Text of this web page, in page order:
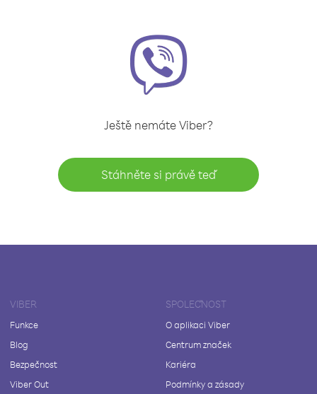
Ještě nemáte Viber?
Stáhněte si právě teď
VIBER
Funkce
Blog
Bezpečnost
Viber Out
SPOLEČNOST
O aplikaci Viber
Centrum značek
Kariéra
Podmínky a zásady